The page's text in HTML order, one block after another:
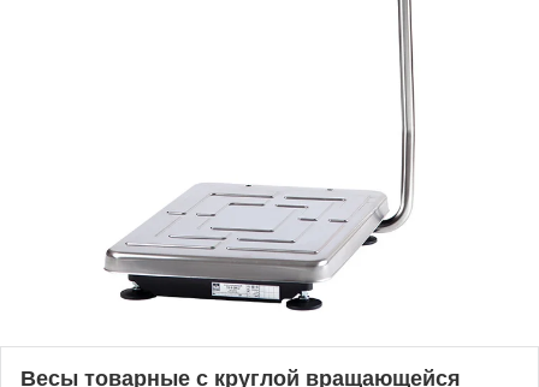
Весы товарные с круглой вращающейся